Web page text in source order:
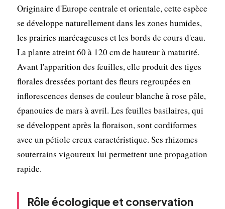
Originaire d'Europe centrale et orientale, cette espèce
se développe naturellement dans les zones humides,
les prairies marécageuses et les bords de cours d'eau.
La plante atteint 60 à 120 cm de hauteur à maturité.
Avant l'apparition des feuilles, elle produit des tiges
florales dressées portant des fleurs regroupées en
inflorescences denses de couleur blanche à rose pâle,
épanouies de mars à avril. Les feuilles basilaires, qui
se développent après la floraison, sont cordiformes
avec un pétiole creux caractéristique. Ses rhizomes
souterrains vigoureux lui permettent une propagation
rapide.
Rôle écologique et conservation